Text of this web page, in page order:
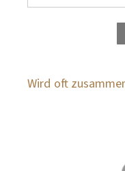
Wird oft